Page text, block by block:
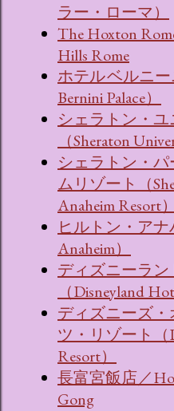
ラー・ローマ）
The Hoxton
Hills Rome
ホテル ベルニ
Bernini Palace）
シェラトン・
（Sheraton
シェラトン・
ムリゾート（
Anaheim Resort）
ヒルトン・ア
Anaheim）
ディズニーラ
（Disneyland
ディズニーズ
ツ・リゾート（
Resort）
長富宮飯店／
Gong